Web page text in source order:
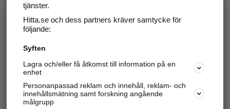
Hitta.se - Gratis nummerupplysning.
Sök företag, personer och platser.
Hitta telefonnummer, adresser, företagsinfo mm.
tjänster.
Hitta.se och dess partners kräver samtycke för
följande:
Syften
Lagra och/eller få åtkomst till information på en
enhet
Personanpassad reklam och innehåll, reklam- och
innehållsmätning samt forskning angående
målgrupp